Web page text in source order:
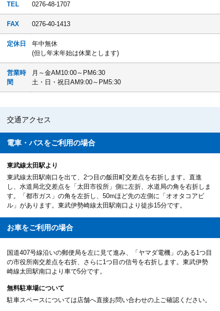
TEL 0276-48-1707
FAX 0276-40-1413
定休日
年中無休
(但し年末年始は休業とします)
営業時
間
月～金AM10:00～PM6:30
土・日・祝日AM9:00～PM5:30
交通アクセス
電車・バスをご利用の場合
東武線太田駅より
東武線太田駅南口を出て、2つ目の飯田町交差点を右折します。直進
し、水道局北交差点を「太田市役所」側に左折、水道局の角を右折しま
す。「都市ガス」の角を左折し、50mほど先の左側に「オオタコアビ
ル」があります。東武伊勢崎線太田駅南口より徒歩15分です。
お車をご利用の場合
国道407号線沿いの郵便局を左に見て進み、「ヤマダ電機」のある1つ目
の市役所南交差点を右折、さらに1つ目の信号を右折します。東武伊勢
崎線太田駅南口より車で5分です。
無料駐車場について
駐車スペースについては店舗へ直接お問い合わせの上ご確認ください。